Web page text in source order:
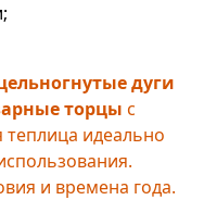
дуги
торцы с
идеально
и времена года.